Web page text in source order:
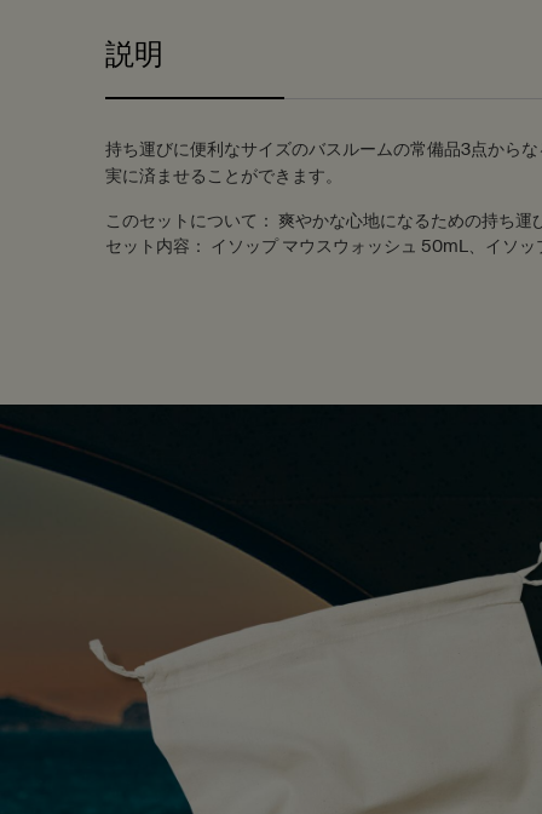
説明
持ち運びに便利なサイズのバスルームの常備品3点から
実に済ませることができます。
このセットについて： 爽やかな心地になるための持ち運
セット内容： イソップ マウスウォッシュ 50mL、イソ